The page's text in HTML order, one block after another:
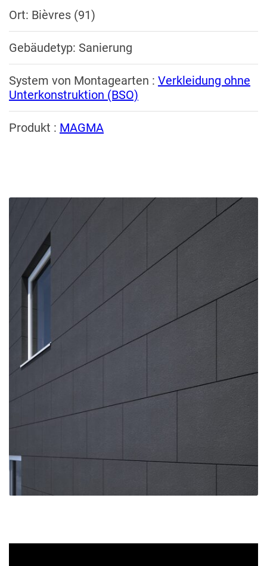
Ort: Bièvres (91)
Gebäudetyp: Sanierung
System von Montagearten : Verkleidung ohne
Unterkonstruktion (BSO)
Produkt : MAGMA